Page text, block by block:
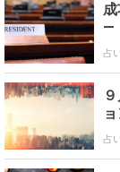
—
占
占